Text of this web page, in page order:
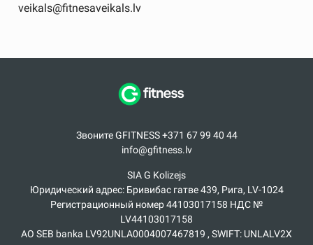
veikals@fitnesaveikals.lv
Звоните GFITNESS +371 67 99 40 44
info@gfitness.lv
SIA G Kolizejs
Юридический адрес: Бривибас гатве 439, Рига, LV-1024
Регистрационный номер 44103017158 НДС №
LV44103017158
АО SEB banka LV92UNLA0004007467819 , SWIFT: UNLALV2X